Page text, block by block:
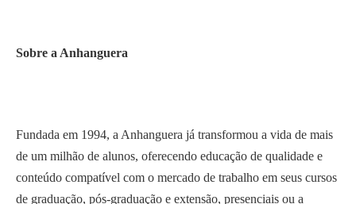
Sobre a Anhanguera
Fundada em 1994, a Anhanguera já transformou a vida de mais
de um milhão de alunos, oferecendo educação de qualidade e
conteúdo compatível com o mercado de trabalho em seus cursos
de graduação, pós-graduação e extensão, presenciais ou a